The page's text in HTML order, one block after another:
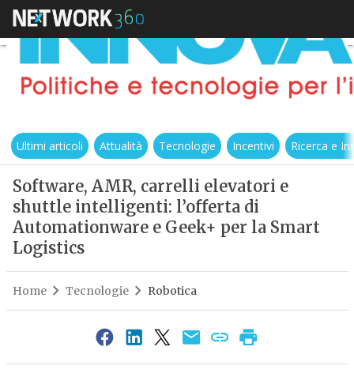
Ultimi articoli Attualità Tecnologie Incentivi Ricerca e
Software, AMR, carrelli elevatori e
shuttle intelligenti: l’offerta di
Automationware e Geek+ per la Smart
Logistics
Home Tecnologie Robotica